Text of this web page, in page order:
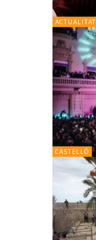
ACTUALITAT
CASTELLÓ